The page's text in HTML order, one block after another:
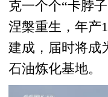
克一个个“卡脖
涅槃重生，年产
建成，届时将成
石油炼化基地。